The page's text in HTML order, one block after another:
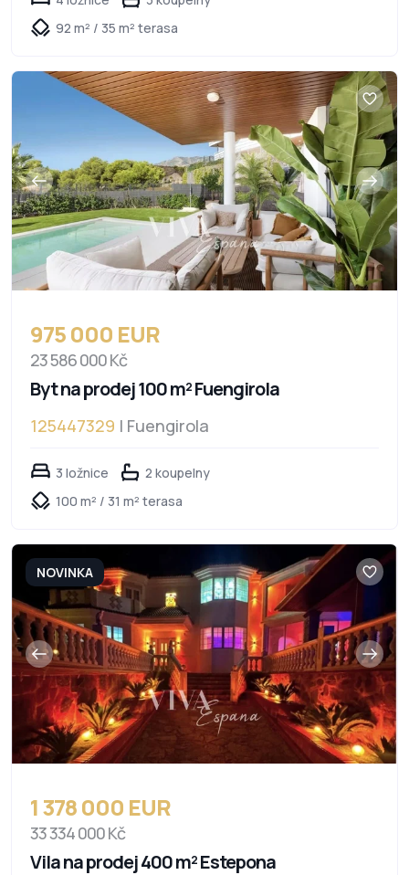
92 m² / 35 m² terasa
975 000 EUR
23 586 000 Kč
Byt na prodej 100 m² Fuengirola
125447329 | Fuengirola
3 ložnice
2 koupelny
100 m² / 31 m² terasa
NOVINKA
1 378 000 EUR
33 334 000 Kč
Vila na prodej 400 m² Estepona